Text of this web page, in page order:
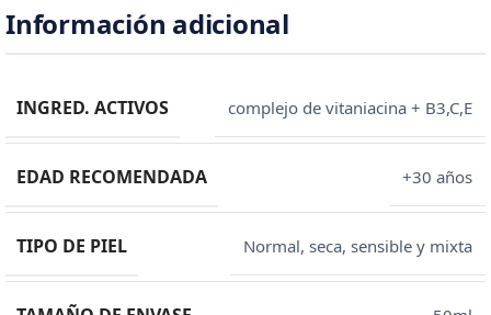
Información adicional
INGRED. ACTIVOS complejo de vitaniacina + B3,C,E
EDAD RECOMENDADA +30 años
TIPO DE PIEL Normal, seca, sensible y mixta